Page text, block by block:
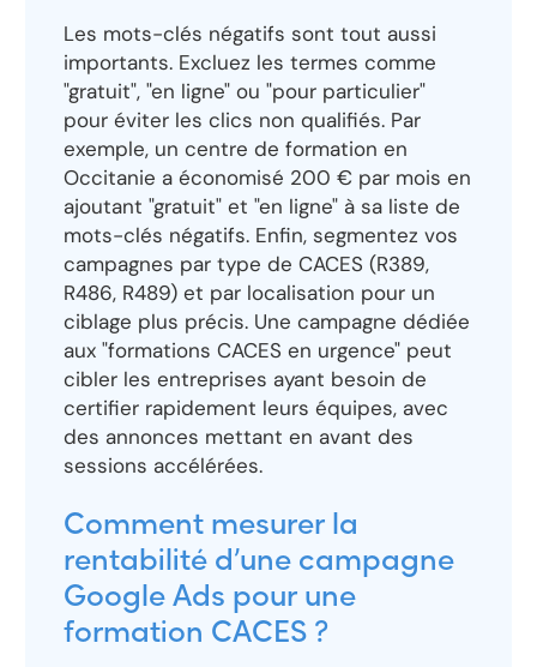
Les mots-clés négatifs sont tout aussi
importants. Excluez les termes comme
"gratuit", "en ligne" ou "pour particulier"
pour éviter les clics non qualifiés. Par
exemple, un centre de formation en
Occitanie a économisé 200 € par mois en
ajoutant "gratuit" et "en ligne" à sa liste de
mots-clés négatifs. Enfin, segmentez vos
campagnes par type de CACES (R389,
R486, R489) et par localisation pour un
ciblage plus précis. Une campagne dédiée
aux "formations CACES en urgence" peut
cibler les entreprises ayant besoin de
certifier rapidement leurs équipes, avec
des annonces mettant en avant des
sessions accélérées.
Comment mesurer la
rentabilité d’une campagne
Google Ads pour une
formation CACES ?